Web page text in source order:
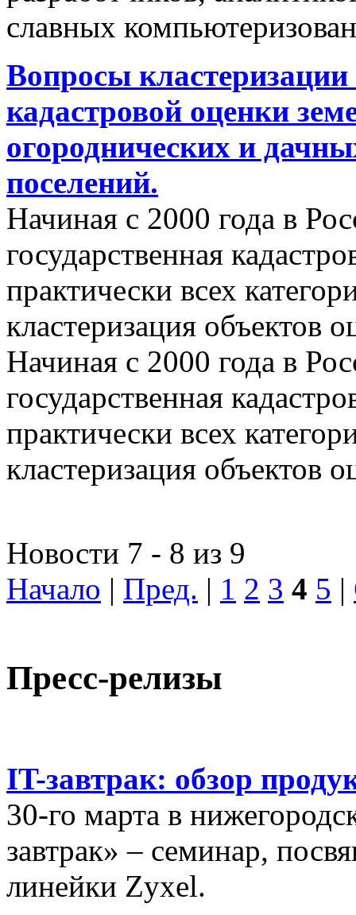
славных
Вопросы кластеризации
кадастровой оценки
огороднических и
поселений.
Начиная с 2000 года в
государственная
практически всех
кластеризация объектов
Начиная с 2000 года в
государственная
практически всех
кластеризация объектов
Новости 7 - 8 из 9
Начало | Пред. | 1 2 3 4 5 |
Пресс-релизы
IT-завтрак: обзор
30-го марта в
завтрак» – семинар,
линейки Zyxel.